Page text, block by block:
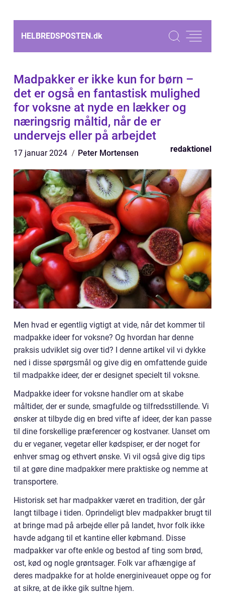
HELBREDSPOSTEN.dk
Madpakker er ikke kun for børn –
det er også en fantastisk mulighed
for voksne at nyde en lækker og
næringsrig måltid, når de er
undervejs eller på arbejdet
17 januar 2024 Peter Mortensen redaktionel
Men hvad er egentlig vigtigt at vide, når det kommer til
madpakke ideer for voksne? Og hvordan har denne
praksis udviklet sig over tid? I denne artikel vil vi dykke
ned i disse spørgsmål og give dig en omfattende guide
til madpakke ideer, der er designet specielt til voksne.
Madpakke ideer for voksne handler om at skabe
måltider, der er sunde, smagfulde og tilfredsstillende. Vi
ønsker at tilbyde dig en bred vifte af ideer, der kan passe
til dine forskellige præferencer og kostvaner. Uanset om
du er veganer, vegetar eller kødspiser, er der noget for
enhver smag og ethvert ønske. Vi vil også give dig tips
til at gøre dine madpakker mere praktiske og nemme at
transportere.
Historisk set har madpakker været en tradition, der går
langt tilbage i tiden. Oprindeligt blev madpakker brugt til
at bringe mad på arbejde eller på landet, hvor folk ikke
havde adgang til et kantine eller købmand. Disse
madpakker var ofte enkle og bestod af ting som brød,
ost, kød og nogle grøntsager. Folk var afhængige af
deres madpakke for at holde energiniveauet oppe og for
at sikre, at de ikke gik sultne hjem.